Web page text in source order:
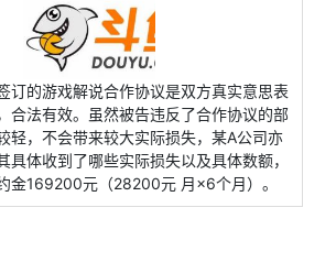
订的游戏解说合作协议是双方真实意思表
合法有效。虽然被告违反了合作协议的部
轻，不会带来较大实际损失，某A公司亦
具体收到了哪些实际损失以及具体数额，
金169200元（28200元 月×6个月）。